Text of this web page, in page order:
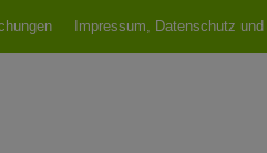
Impressum, Datenschutz